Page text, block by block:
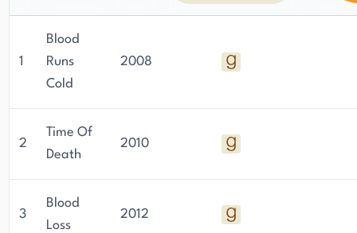
1
Blood
Runs
Cold
2008
2
Time Of
Death
2010
3
Blood
Loss
2012